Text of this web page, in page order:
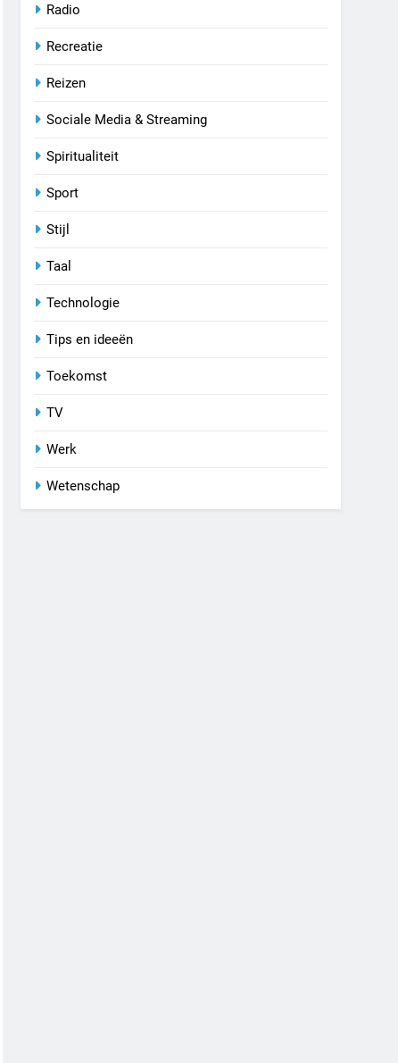
Radio
Recreatie
Reizen
Sociale Media & Streaming
Spiritualiteit
Sport
Stijl
Taal
Technologie
Tips en ideeën
Toekomst
TV
Werk
Wetenschap